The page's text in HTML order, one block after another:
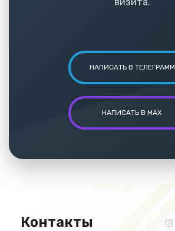
НАПИСАТЬ В ТЕЛЕГРАММ
НАПИСАТЬ В MAX
Контакты